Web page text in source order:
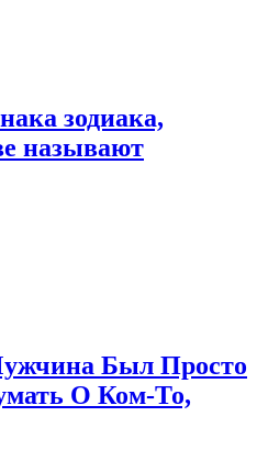
зодиака,
называют
Был Просто
О Ком-То,